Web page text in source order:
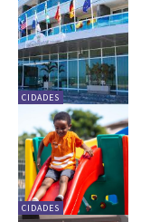
CIDADES
CIDADES